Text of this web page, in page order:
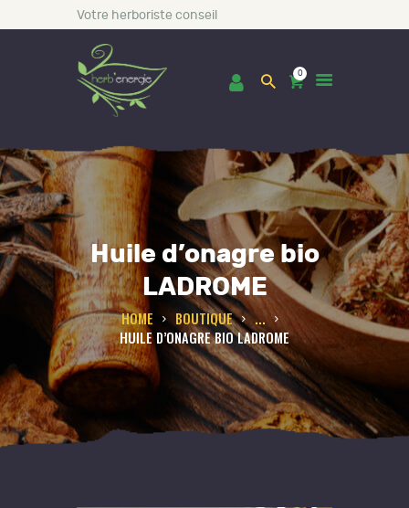
Votre herboriste conseil
0
ACCUEIL
BOUTIQUE
LES INCONTOURNABLES
CONSULTATIONS
BLOG
A PROPOS DE NOUS
CONTACT
Huile d’onagre bio
LADROME
HOME BOUTIQUE
...
HUILE D’ONAGRE BIO LADROME